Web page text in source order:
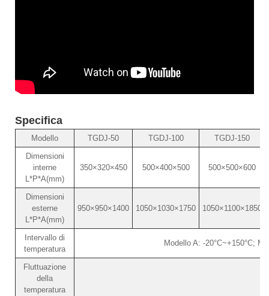
Specifica
Modello TGDJ-50 TGDJ-100
TGDJ-150
Dimensioni
interne
L*P*A(mm)
350×320×450 500×400×500 500×500×600
Dimensioni
esterne
L*P*A(mm)
950×950×1400 1050×1030×1750 1050×1100×1850
Intervallo di
temperatura
Modello A: -20°C~+150°C;
Fluttuazione
della
temperatura